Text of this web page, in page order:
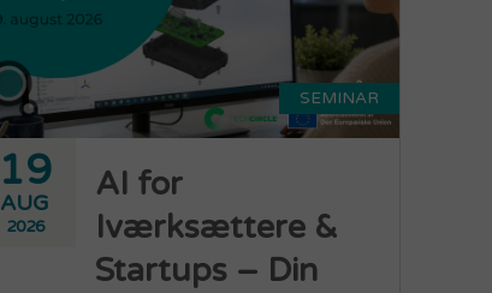
SEMINAR
19
AUG
2026
AI for
Iværksættere &
Startups – Din